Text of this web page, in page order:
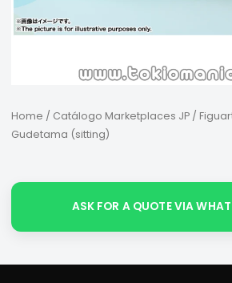
Home / Catálogo Marketplaces JP/
Gudetama (sitting)
ASK FOR A QUOTE VIA